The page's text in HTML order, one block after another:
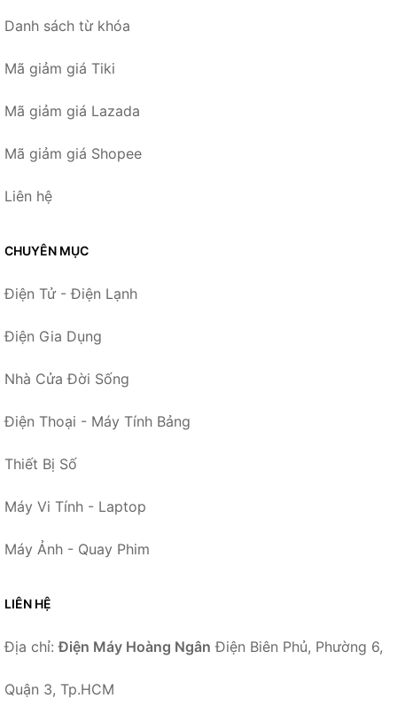
Danh sách từ khóa
Mã giảm giá Tiki
Mã giảm giá Lazada
Mã giảm giá Shopee
Liên hệ
CHUYÊN MỤC
Điện Tử - Điện Lạnh
Điện Gia Dụng
Nhà Cửa Đời Sống
Điện Thoại - Máy Tính Bảng
Thiết Bị Số
Máy Vi Tính - Laptop
Máy Ảnh - Quay Phim
LIÊN HỆ
Địa chỉ:Điện Máy Hoàng Ngân Điện Biên Phủ, Phường 6,
Quận 3, Tp.HCM